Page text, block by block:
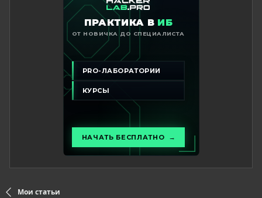
Мои статьи